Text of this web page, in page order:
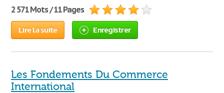
2 571 Mots / 11 Pages
Lire la suite Enregistrer
Les Fondements Du Commerce
International